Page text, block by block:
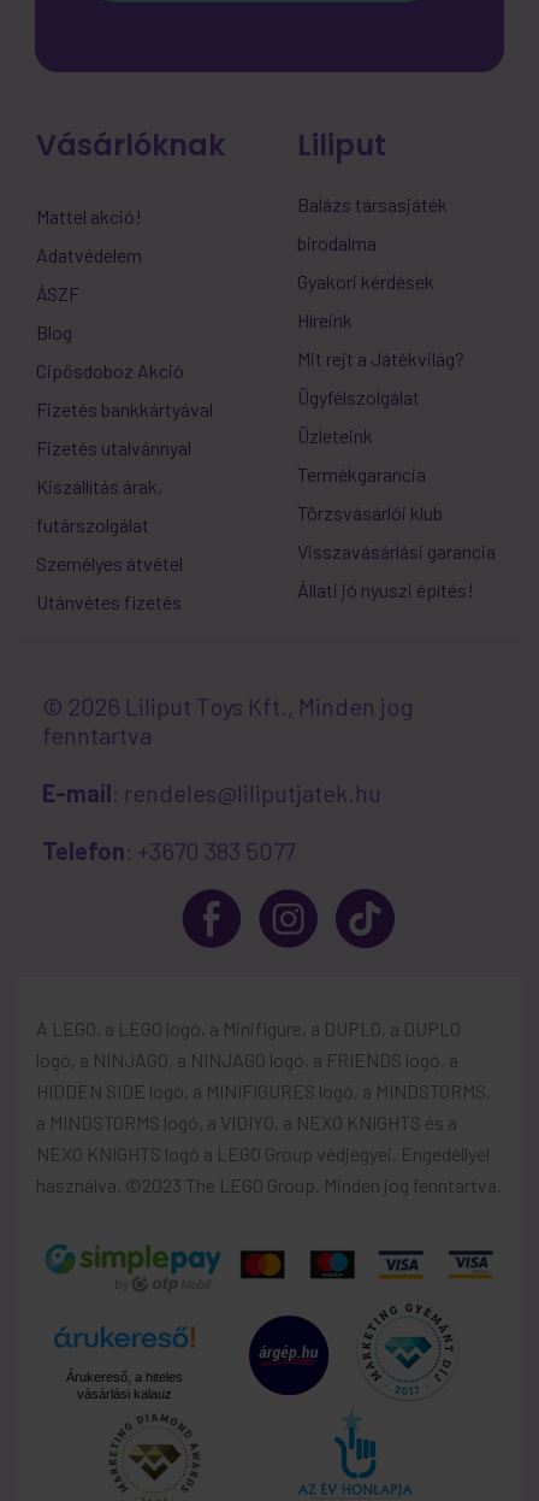
Vásárlóknak
Mattel akció!
Adatvédelem
ÁSZF
Blog
Cipősdoboz Akció
Fizetés bankkártyával
Fizetés utalvánnyal
Kiszállítás árak,
futárszolgálat
Személyes átvétel
Utánvétes fizetés
Liliput
Balázs társasjáték
birodalma
Gyakori kérdések
Híreink
Mit rejt a Játékvilág?
Ügyfélszolgálat
Üzleteink
Termékgarancia
Törzsvásárlói klub
Visszavásárlási garancia
Állati jó nyuszi építés!
© 2026 Liliput Toys Kft., Minden jog
fenntartva
E-mail: rendeles@liliputjatek.hu
Telefon: +3670 383 5077
A LEGO, a LEGO logó, a Minifigure, a DUPLO, a DUPLO
logó, a NINJAGO, a NINJAGO logó, a FRIENDS logó, a
HIDDEN SIDE logó, a MINIFIGURES logó, a MINDSTORMS,
a MINDSTORMS logó, a VIDIYO, a NEXO KNIGHTS és a
NEXO KNIGHTS logó a LEGO Group védjegyei. Engedéllyel
használva. ©2023 The LEGO Group. Minden jog fenntartva.
Árukereső, a hiteles
vásárlási kalauz